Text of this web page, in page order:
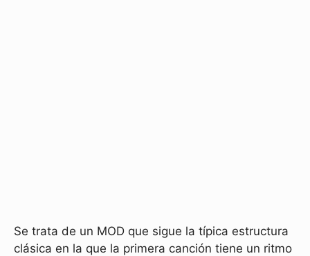
Se trata de un MOD que sigue la típica estructura
clásica en la que la primera canción tiene un ritmo